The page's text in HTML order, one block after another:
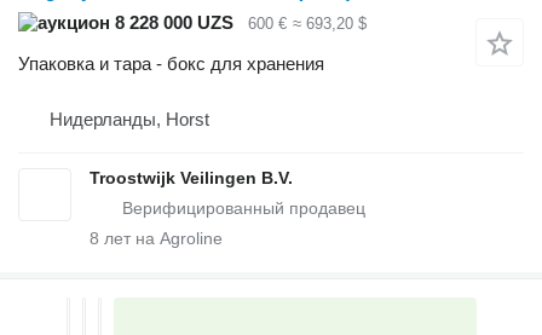
8 228 000 UZS
600 € ≈ 693,20 $
Упаковка и тара - бокс для хранения
Нидерланды, Horst
Troostwijk Veilingen B.V.
8 лет на Agroline